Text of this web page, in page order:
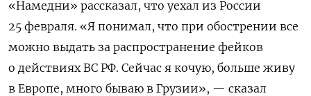
«Намедни» рассказал, что уехал из России
25 февраля. «Я понимал, что при обострении все
можно выдать за распространение фейков
о действиях ВС РФ. Сейчас я кочую, больше живу
в Европе, много бываю в Грузии», — сказал